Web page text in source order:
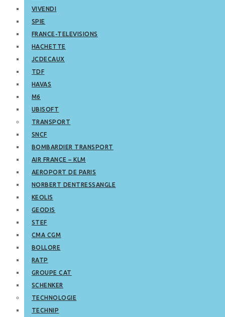
VIVENDI
SPIE
FRANCE-TELEVISIONS
HACHETTE
JCDECAUX
TDF
HAVAS
M6
UBISOFT
TRANSPORT
SNCF
BOMBARDIER TRANSPORT
AIR FRANCE – KLM
AEROPORT DE PARIS
NORBERT DENTRESSANGLE
KEOLIS
GEODIS
STEF
CMA CGM
BOLLORE
RATP
GROUPE CAT
SCHENKER
TECHNOLOGIE
TECHNIP